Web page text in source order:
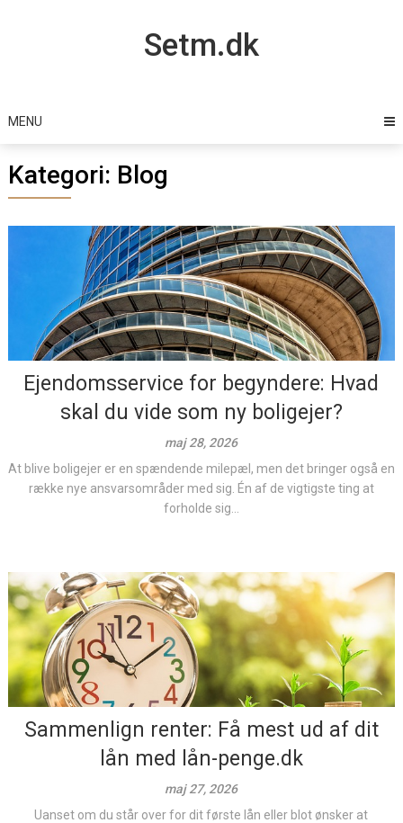
Setm.dk
MENU
Kategori: Blog
Ejendomsservice for begyndere: Hvad
skal du vide som ny boligejer?
maj 28, 2026
At blive boligejer er en spændende milepæl, men det bringer også en
række nye ansvarsområder med sig. Én af de vigtigste ting at
forholde sig...
Sammenlign renter: Få mest ud af dit
lån med lån-penge.dk
maj 27, 2026
Uanset om du står over for dit første lån eller blot ønsker at